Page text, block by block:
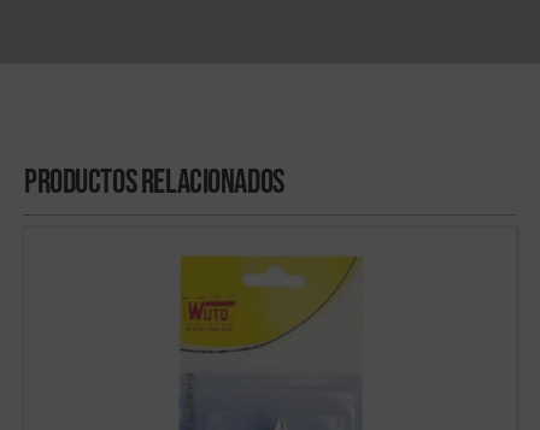
Productos Relacionados